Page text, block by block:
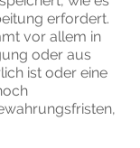
erfordert.
vor allem in
oder aus
ist oder eine